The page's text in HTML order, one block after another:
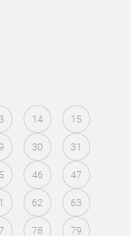
14 15
30 31
46 47
62 63
78 79